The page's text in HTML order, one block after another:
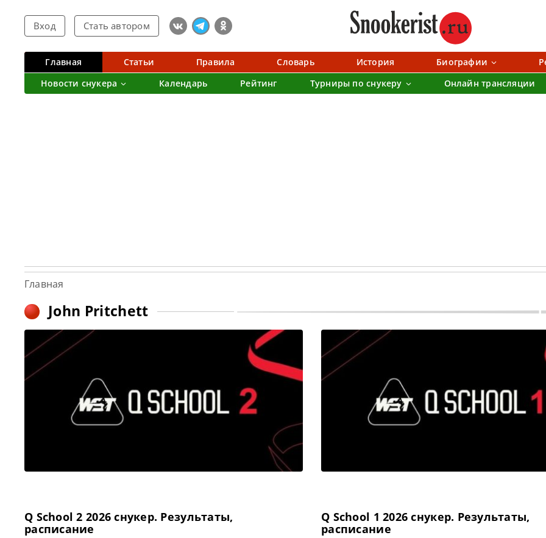
Вход Стать автором
Главная Статьи Правила Словарь История Биографии
Новости снукера
Календарь Рейтинг Турниры по снукеру Онлайн трансляции
Главная
John Pritchett
Q School 2 2026 cнукер. Результаты,
расписание
Q School 1 2026 cнукер. Результаты,
расписание